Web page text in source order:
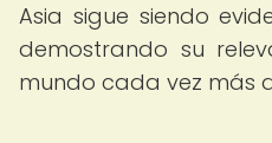
Asia sigue siendo
demostrando su
mundo cada vez más